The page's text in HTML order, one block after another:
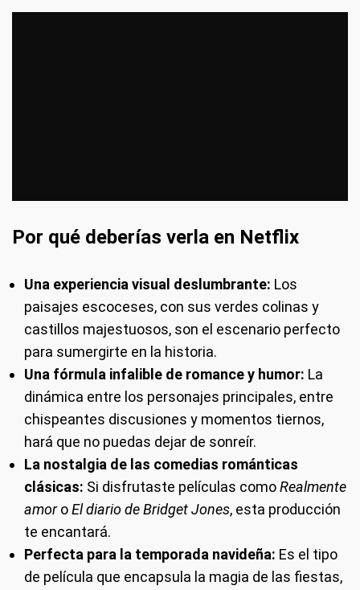
Por qué deberías verla en Netflix
Una experiencia visual deslumbrante: Los
paisajes escoceses, con sus verdes colinas y
castillos majestuosos, son el escenario perfecto
para sumergirte en la historia.
Una fórmula infalible de romance y humor: La
dinámica entre los personajes principales, entre
chispeantes discusiones y momentos tiernos,
hará que no puedas dejar de sonreír.
La nostalgia de las comedias románticas
clásicas: Si disfrutaste películas comoRealmente
amoroEl diario de Bridget Jones, esta producción
te encantará.
Perfecta para la temporada navideña: Es el tipo
de película que encapsula la magia de las fiestas,